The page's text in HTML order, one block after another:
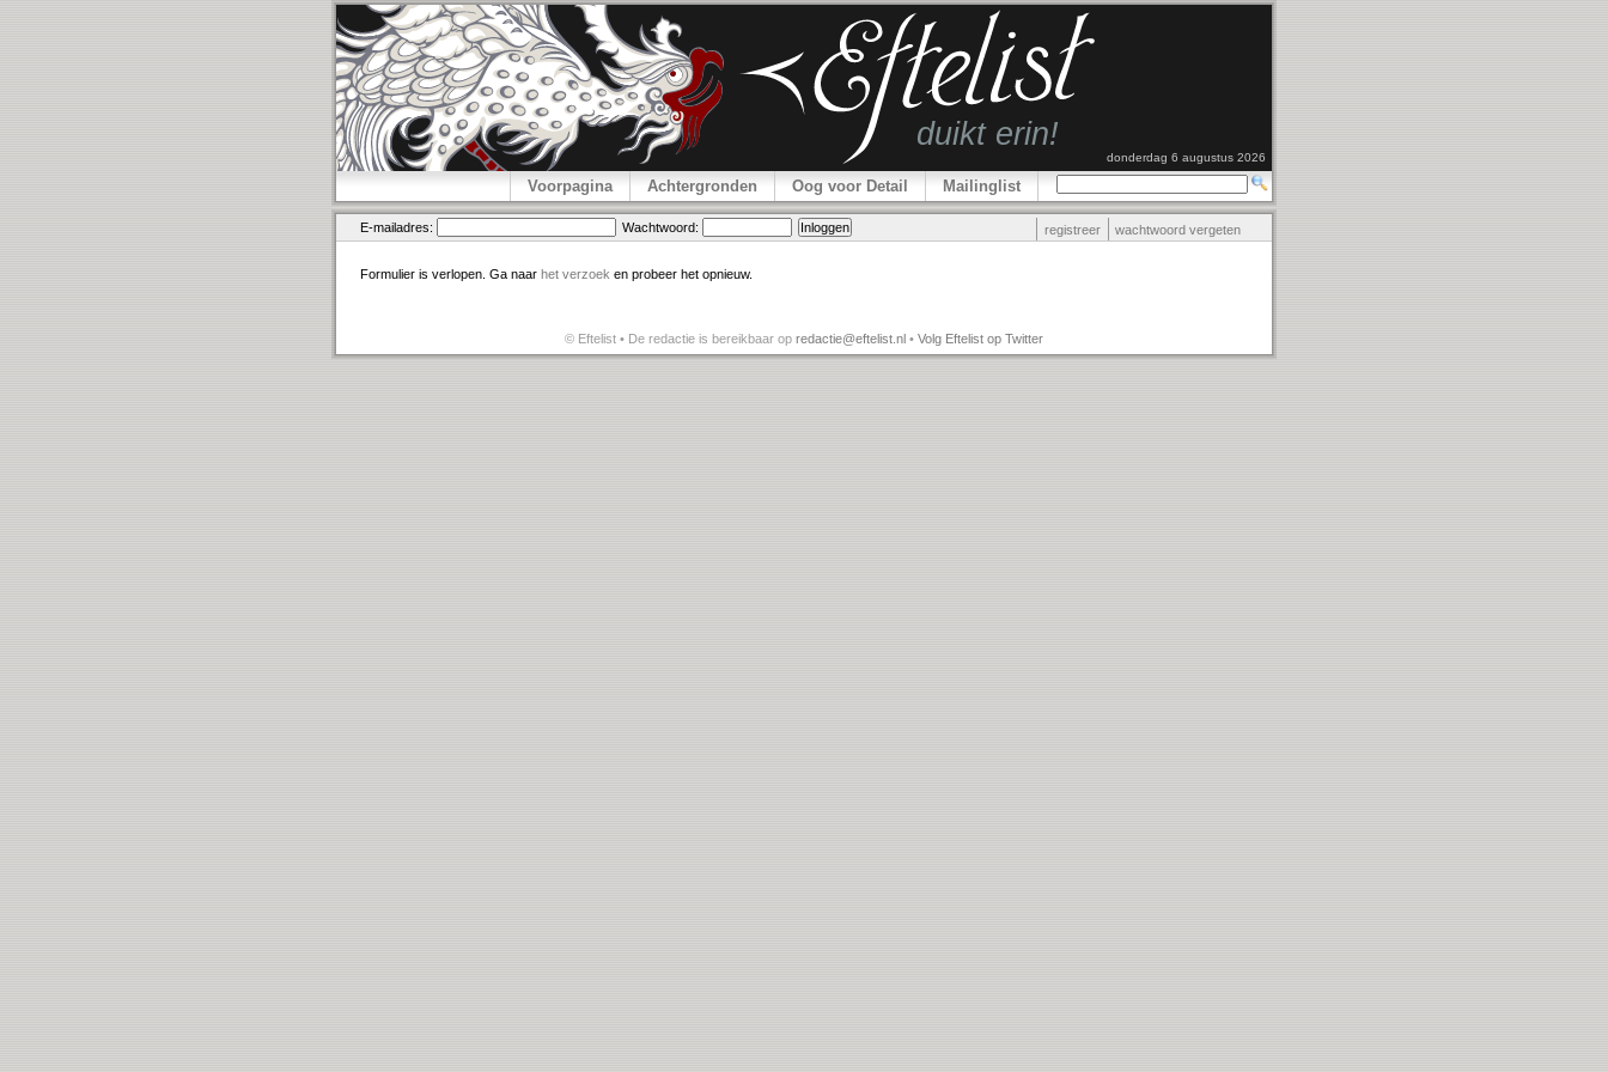
donderdag 6 augustus 2026
Voorpagina Achtergronden Oog voor Detail Mailinglist
E-mailadres: Wachtwoord: registreer wachtwoord vergeten
Formulier is verlopen. Ga naar het verzoek en probeer het opnieuw.
© Eftelist • De redactie is bereikbaar op redactie@eftelist.nl • Volg Eftelist op Twitter